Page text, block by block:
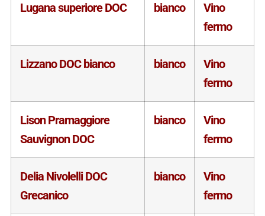
Lugana superiore DOC bianco
Vino
fermo
Lizzano DOC bianco bianco
Vino
fermo
Lison Pramaggiore
Sauvignon DOC
bianco
Vino
fermo
Delia Nivolelli DOC
Grecanico
bianco
Vino
fermo